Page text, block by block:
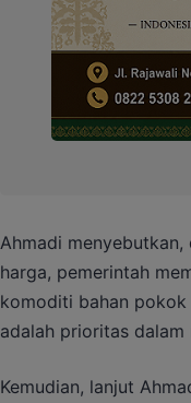
Ahmadi
harga, pemerintah
komoditi bahan pokok
adalah prioritas
Kemudian, lanjut